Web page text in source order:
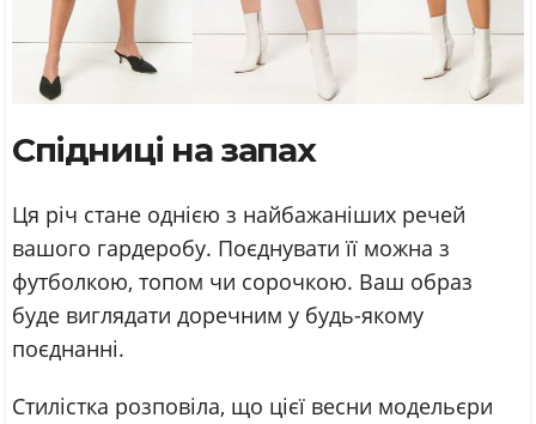
Спідниці на запах
Ця річ стане однією з найбажаніших речей
вашого гардеробу. Поєднувати її можна з
футболкою, топом чи сорочкою. Ваш образ
буде виглядати доречним у будь-якому
поєднанні.
Стилістка розповіла, що цієї весни модельєри